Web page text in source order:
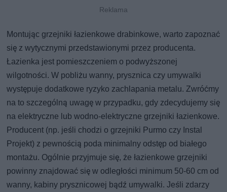
Montując grzejniki łazienkowe drabinkowe, warto zapoznać
się z wytycznymi przedstawionymi przez producenta.
Łazienka jest pomieszczeniem o podwyższonej
wilgotności. W pobliżu wanny, prysznica czy umywalki
występuje dodatkowe ryzyko zachlapania metalu. Zwróćmy
na to szczególną uwagę w przypadku, gdy zdecydujemy się
na elektryczne lub wodno-elektryczne grzejniki łazienkowe.
Producent (np. jeśli chodzi o grzejniki Purmo czy Instal
Projekt) z pewnością poda minimalny odstęp od białego
montażu. Ogólnie przyjmuje się, że łazienkowe grzejniki
powinny znajdować się w odległości minimum 50-60 cm od
wanny, kabiny prysznicowej bądź umywalki. Jeśli zdarzy